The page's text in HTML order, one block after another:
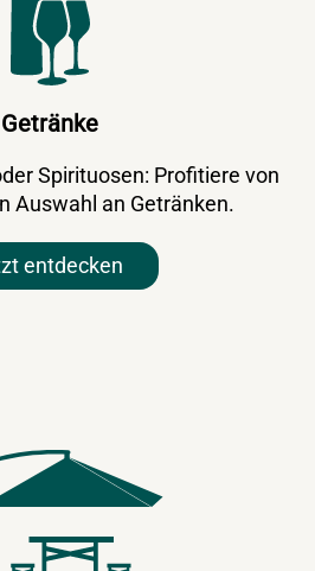
Getränke
Spirituosen: Profitiere von
Auswahl an Getränken.
entdecken